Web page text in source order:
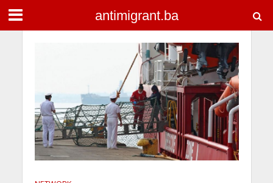
antimigrant.ba